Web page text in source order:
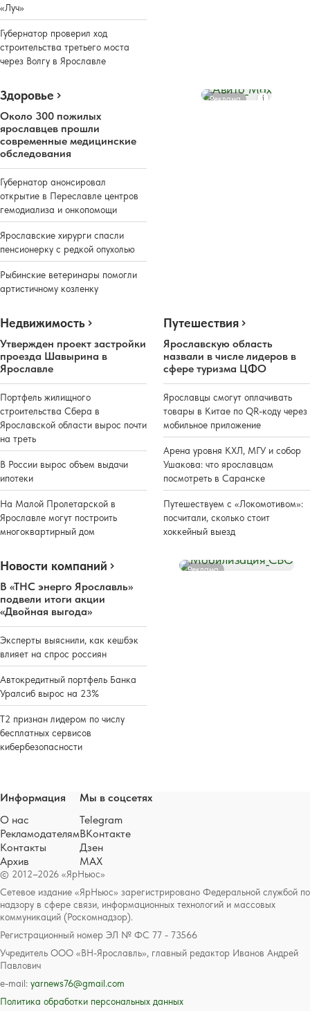
«Луч»
Губернатор проверил ход
строительства третьего моста
через Волгу в Ярославле
Здоровье
Около 300 пожилых
ярославцев прошли
современные медицинские
обследования
Губернатор анонсировал
открытие в Переславле центров
гемодиализа и онкопомощи
Ярославские хирурги спасли
пенсионерку с редкой опухолью
Рыбинские ветеринары помогли
артистичному козленку
Реклама
Недвижимость
Утвержден проект застройки
проезда Шавырина в
Ярославле
Портфель жилищного
строительства Сбера в
Ярославской области вырос почти
на треть
В России вырос объем выдачи
ипотеки
На Малой Пролетарской в
Ярославле могут построить
многоквартирный дом
Путешествия
Ярославскую область
назвали в числе лидеров в
сфере туризма ЦФО
Ярославцы смогут оплачивать
товары в Китае по QR-коду через
мобильное приложение
Арена уровня КХЛ, МГУ и собор
Ушакова: что ярославцам
посмотреть в Саранске
Путешествуем с «Локомотивом»:
посчитали, сколько стоит
хоккейный выезд
Новости компаний
В «ТНС энерго Ярославль»
подвели итоги акции
«Двойная выгода»
Эксперты выяснили, как кешбэк
влияет на спрос россиян
Автокредитный портфель Банка
Уралсиб вырос на 23%
Т2 признан лидером по числу
бесплатных сервисов
кибербезопасности
Реклама
© 2012–2026 «ЯрНьюс»
Сетевое издание «ЯрНьюс» зарегистрировано Федеральной службой по
надзору в сфере связи, информационных технологий и массовых
коммуникаций (Роскомнадзор).
Регистрационный номер ЭЛ № ФС 77 - 73566
Учредитель ООО «ВН-Ярославль», главный редактор Иванов Андрей
Павлович
e-mail: yarnews76@gmail.com
Политика обработки персональных данных
Информация
О нас
Рекламодателям
Контакты
Архив
Мы в соцсетях
Telegram
ВКонтакте
Дзен
MAX